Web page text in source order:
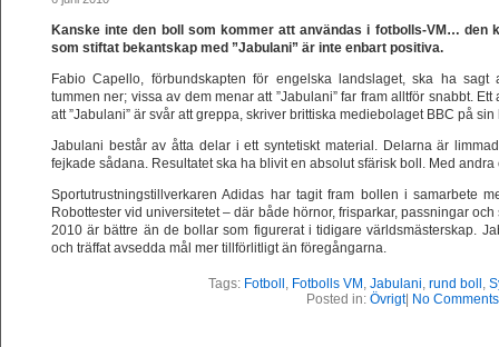
Kanske inte den boll som kommer att användas i fotbolls-VM… den
som stiftat bekantskap med ”Jabulani” är inte enbart positiva.
Fabio Capello, förbundskapten för engelska landslaget, ska ha
tummen ner; vissa av dem menar att ”Jabulani” far fram alltför snabbt.
att ”Jabulani” är svår att greppa, skriver brittiska mediebolaget BBC på sin
Jabulani består av åtta delar i ett syntetiskt material. Delarna är
fejkade sådana. Resultatet ska ha blivit en absolut sfärisk boll. Med
Sportutrustningstillverkaren Adidas har tagit fram bollen i samarbete
Robottester vid universitetet – där både hörnor, frisparkar, passningar
2010 är bättre än de bollar som figurerat i tidigare världsmästerskap.
och träffat avsedda mål mer tillförlitligt än föregångarna.
Tags: Fotboll , Fotbolls VM , Jabulani, rund boll ,
Posted in: Övrigt| No